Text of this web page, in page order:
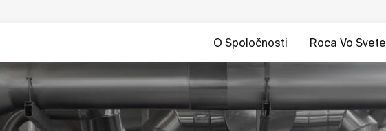
O Spoločnosti Roca Vo Svete